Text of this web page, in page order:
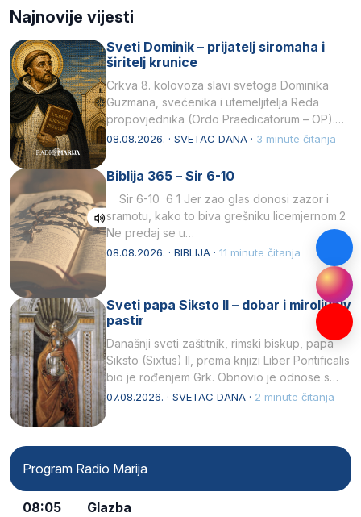
Najnovije vijesti
Sveti Dominik – prijatelj siromaha i
širitelj krunice
Crkva 8. kolovoza slavi svetoga Dominika
Guzmana, svećenika i utemeljitelja Reda
propovjednika (Ordo Praedicatorum – OP).
Svojim životom, dubokom ljubavlju prema
08.08.2026. · SVETAC DANA · 3 minute čitanja
Biblija 365 – Sir 6-10
Sir 6-10 6 1 Jer zao glas donosi zazor i
sramotu, kako to biva grešniku licemjernom.2
Ne predaj se u…
08.08.2026. · BIBLIJA · 11 minute čitanja
Sveti papa Siksto II – dobar i miroljubiv
pastir
Današnji sveti zaštitnik, rimski biskup, papa
Siksto (Sixtus) II, prema knjizi Liber Pontificalis
bio je rođenjem Grk. Obnovio je odnose s
afričkim…
07.08.2026. · SVETAC DANA · 2 minute čitanja
Program Radio Marija
08:05 Glazba